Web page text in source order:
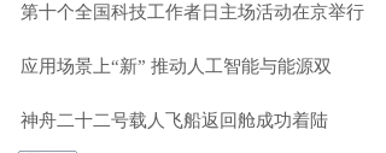
第十个全国科技工作者日主场活动在京举行
应用场景上“新” 推动人工智能与能源双
神舟二十二号载人飞船返回舱成功着陆